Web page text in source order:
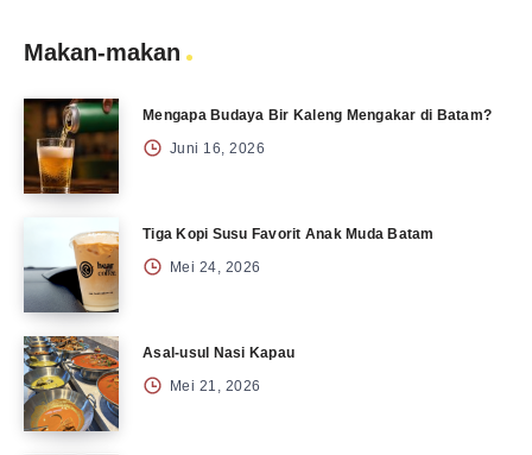
Makan-makan
Mengapa Budaya Bir Kaleng Mengakar di Batam?
Juni 16, 2026
Tiga Kopi Susu Favorit Anak Muda Batam
Mei 24, 2026
Asal-usul Nasi Kapau
Mei 21, 2026